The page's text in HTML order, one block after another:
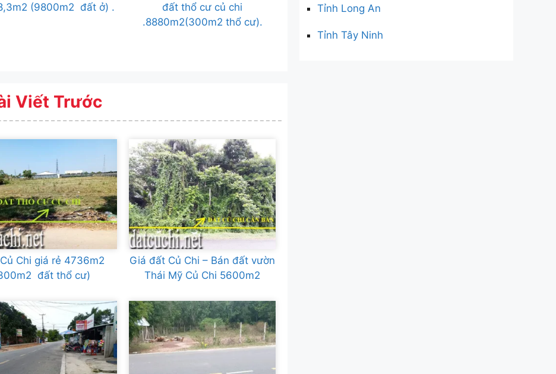
(9800m2 đất ở) .
đất thổ cư củ chi
.8880m2(300m2 thổ cư).
Viết Trước
Chi giá rẻ 4736m2
đất thổ cư)
Giá đất Củ Chi – Bán đất vườn
Thái Mỹ Củ Chi 5600m2
Tỉnh Long An
Tỉnh Tây Ninh